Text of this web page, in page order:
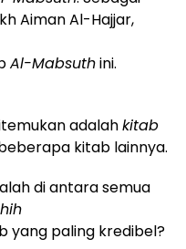
Aiman Al-Hajjar,
Al-Mabsuthini.
adalahkitab
kitab lainnya.
diantara semua
yang paling kredibel?